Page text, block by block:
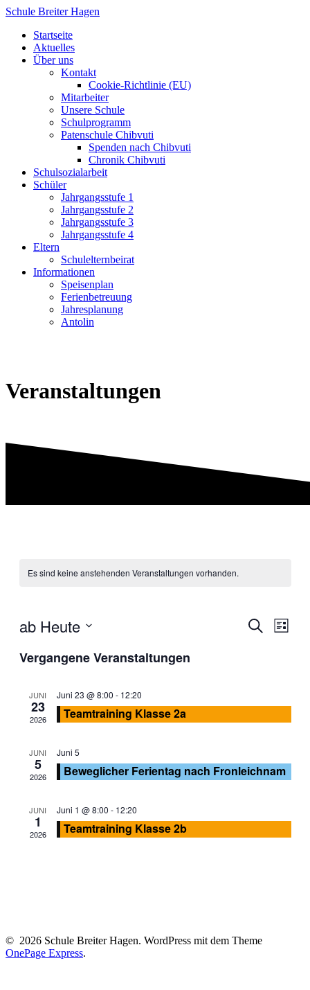
Zum
springen
Schule Breiter Hagen
Startseite
Aktuelles
Über uns
Kontakt
Cookie-Richtlinie (EU)
Mitarbeiter
Unsere Schule
Schulprogramm
Patenschule Chibvuti
Spenden nach Chibvuti
Chronik Chibvuti
Schulsozialarbeit
Schüler
Jahrgangsstufe 1
Jahrgangsstufe 2
Jahrgangsstufe 3
Jahrgangsstufe 4
Eltern
Schulelternbeirat
Informationen
Speisenplan
Ferienbetreuung
Jahresplanung
Antolin
Veranstaltungen
Es sind keine anstehenden Veranstaltungen vorhanden.
Suche
Liste
ab Heute
wählen.
Vergangene Veranstaltungen
JUNI
23
2026
Juni 23 @ 8:00 - 12:20
Teamtraining Klasse 2a
JUNI
5
2026
Juni 5
Beweglicher Ferientag nach Fronleichnam
JUNI
1
2026
Juni 1 @ 8:00 - 12:20
Teamtraining Klasse 2b
© 2026 Schule Breiter Hagen. WordPress mit dem Theme
OnePage Express.